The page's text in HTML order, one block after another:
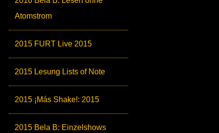
Atomstrom
2015 FURT Live 2015
2015 Lesung Lists of Note
2015 ¡Más Shake!: 2015
2015 Bela B: Einzelshows